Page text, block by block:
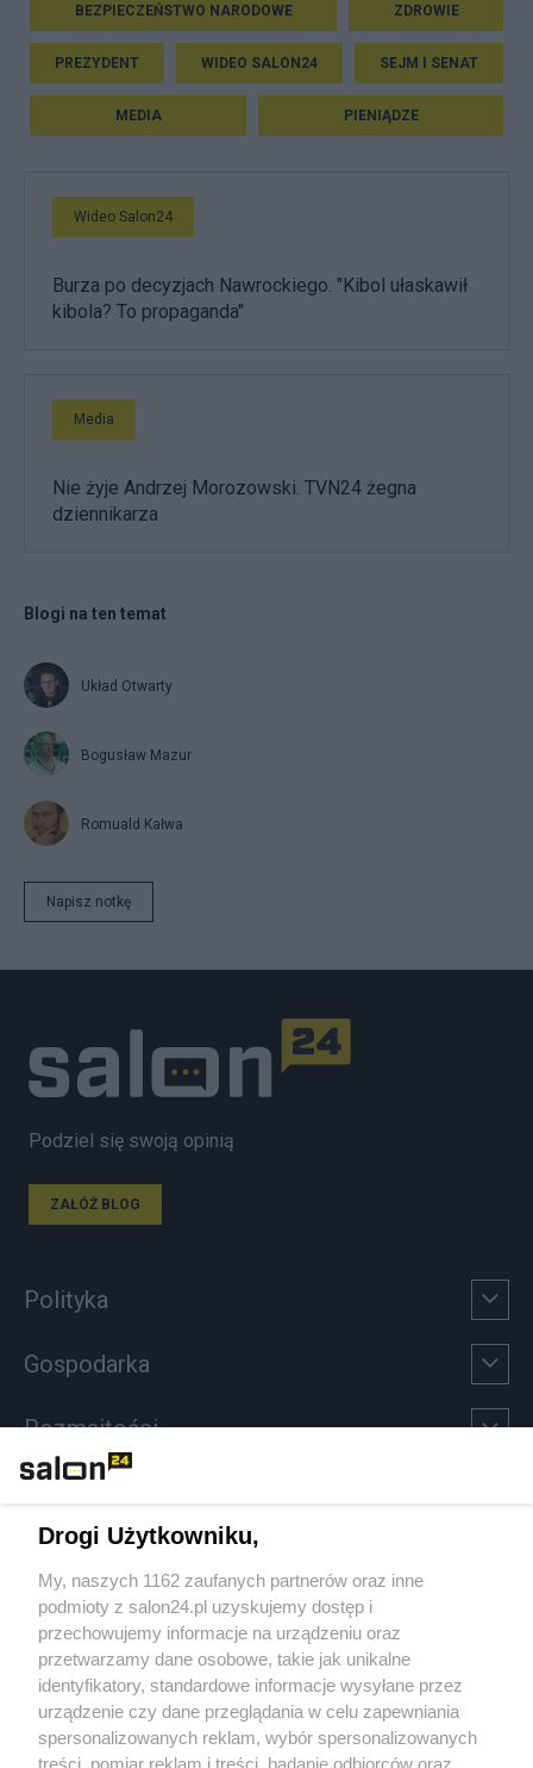
BEZPIECZEŃSTWO NARODOWE ZDROWIE
PREZYDENT WIDEO SALON24 SEJM I SENAT
MEDIA PIENIĄDZE
Wideo Salon24
Burza po decyzjach Nawrockiego. "Kibol ułaskawił
kibola? To propaganda"
Media
Nie żyje Andrzej Morozowski. TVN24 żegna
dziennikarza
Blogi na ten temat
Układ Otwarty
Bogusław Mazur
Romuald Kałwa
Napisz notkę
Podziel się swoją opinią
ZAŁÓŻ BLOG
Polityka
Gospodarka
Rozmaitości
Sport
Społeczeństwo
Kultura
Drogi Użytkowniku,
My, naszych 1162 zaufanych partnerów oraz inne
podmioty z salon24.pl uzyskujemy dostęp i
przechowujemy informacje na urządzeniu oraz
przetwarzamy dane osobowe, takie jak unikalne
identyfikatory, standardowe informacje wysyłane przez
urządzenie czy dane przeglądania w celu zapewniania
spersonalizowanych reklam, wybór spersonalizowanych
treści, pomiar reklam i treści, badanie odbiorców oraz